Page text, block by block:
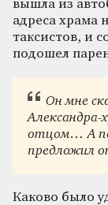
вышла из
адреса храма
таксистов, и
подошел
Он мне
Александра-
отцом… А
предложил
Каково было